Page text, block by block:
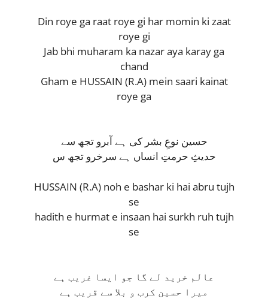
Din roye ga raat roye gi har momin ki zaat
roye gi
Jab bhi muharam ka nazar aya karay ga
chand
Gham e HUSSAIN (R.A) mein saari kainat
roye ga
حسین نوعِ بشر کی ہے آبرو تجھ سے
حدیثِ حرمتِ انساں ہے سرخرو تجھ س
HUSSAIN (R.A) noh e bashar ki hai abru tujh
se
hadith e hurmat e insaan hai surkh ruh tujh
se
عالم خرید لے گا جو ایسا غریب ہے
میرا حسین کرب و بلا سے قریب ہے